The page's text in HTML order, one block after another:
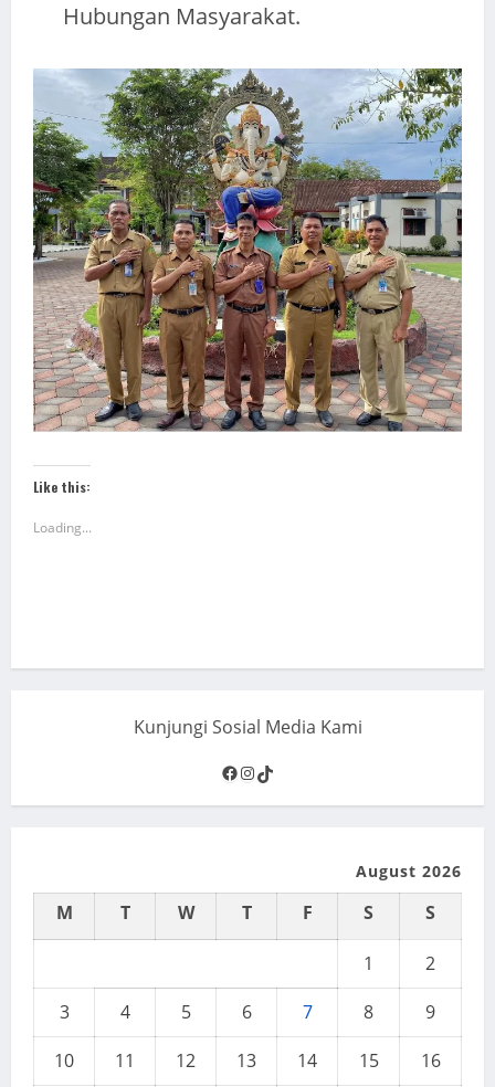
Hubungan Masyarakat.
Like this:
Loading...
Kunjungi Sosial Media Kami
Facebook
Instagram
TikTok
August 2026
M T W T F S S
1
2
3
4 5 6 7 8
9
10
11 12 13 14 15 16